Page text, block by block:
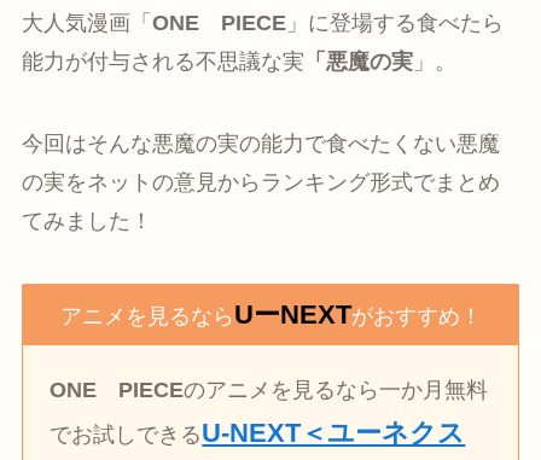
大人気漫画「 ONE PIECE」に登場する食べたら
能力が付与される不思議な実 「悪魔の実」。
今回はそんな悪魔の実の能力で食べたくない悪魔
の実をネットの意見からランキング形式でまとめ
てみました！
アニメを見るなら UーNEXTがおすすめ！
ONE PIECEのアニメを見るなら一か月無料
でお試しできるU-NEXT＜ユーネクス